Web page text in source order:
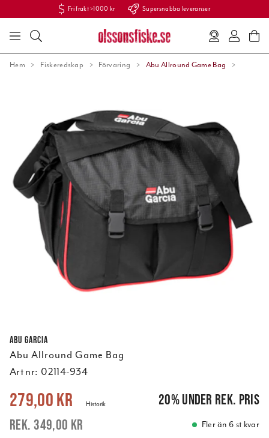
Fri frakt >1000 kr Supersnabba leveranser
Hem Fiskeredskap Förvaring Abu Allround Game Bag
Abu Garcia
Abu Allround Game Bag
Art nr: 02114-934
Nuvarande pris:279,00 kr 349,00 kr
279,00 kr
349,00 kr
Historik 20%under rek. pris
Fler än 6 st kvar